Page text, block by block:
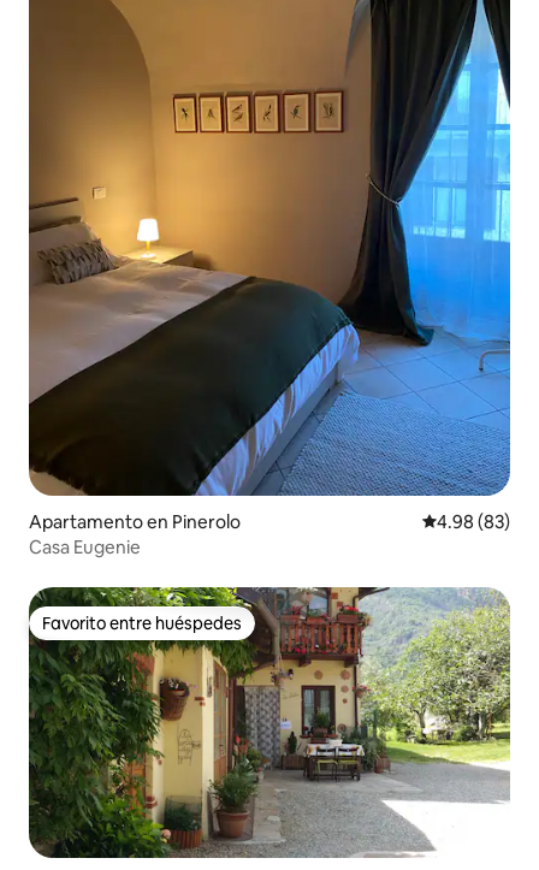
Apartamento en Pinerolo Calificación
4.98 (83)
Casa Eugenie
Favorito entre huéspedes
Favorito entre huéspedes